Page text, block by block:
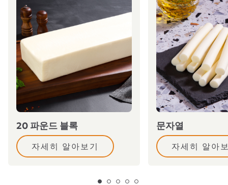
20 파운드 블록
자세히 알아보기
문자열
자세히 알아